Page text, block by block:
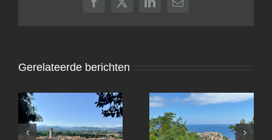
Facebook
X LinkedIn
E-
Gerelateerde berichten